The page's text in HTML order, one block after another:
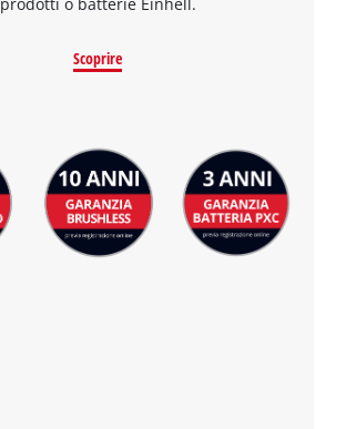
to the list of technologies used.
Powered byUsercentrics Consent
Management Platform
Scoprire